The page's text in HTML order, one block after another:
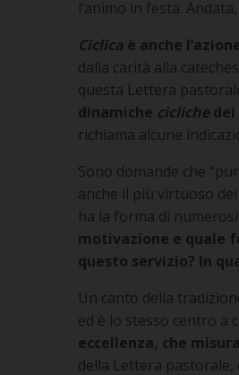
l’animo in festa.
Ciclica è anche
dalla carità alla
questa Lettera
dinamiche ciclichedei
richiama alcune
Sono domande che
anche il più virtuoso
ha la forma di
motivazione e quale
questo servizio? In
Un canto della
ed è lo stesso centro a
eccellenza, che
della Lettera